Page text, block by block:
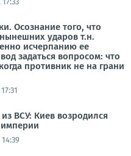
Осознание того, что
ударов т.н.
исчерпанию ее
задаться вопросом: что
противник не на грани
ВСУ: Киев возродился